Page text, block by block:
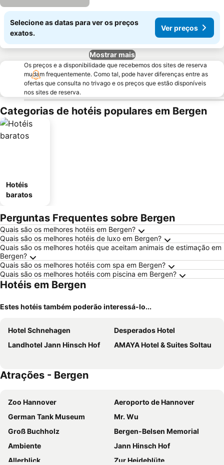
Selecione as datas para ver os preços
exatos.
Ver preços
Mostrar mais
Os preços e a disponibilidade que recebemos dos sites de reserva
mudam frequentemente. Como tal, pode haver diferenças entre as
ofertas que consulta no trivago e os preços que estão disponíveis
nos sites de reserva.
Categorias de hotéis populares em Bergen
Hotéis
baratos
Perguntas Frequentes sobre Bergen
Quais são os melhores hotéis em Bergen?
Quais são os melhores hotéis de luxo em Bergen?
Quais são os melhores hotéis que aceitam animais de estimação em
Bergen?
Quais são os melhores hotéis com spa em Bergen?
Quais são os melhores hotéis com piscina em Bergen?
Hotéis em Bergen
Estes hotéis também poderão interessá-lo...
Hotel Schnehagen
Desperados Hotel
Landhotel Jann Hinsch Hof
AMAYA Hotel & Suites Soltau
Atrações - Bergen
Zoo Hannover
Aeroporto de Hannover
German Tank Museum
Mr. Wu
Groß Buchholz
Bergen-Belsen Memorial
Ambiente
Jann Hinsch Hof
Allerblick
Zur Heideblüte